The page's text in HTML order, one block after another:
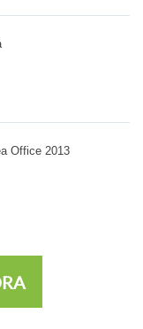
Office 2013